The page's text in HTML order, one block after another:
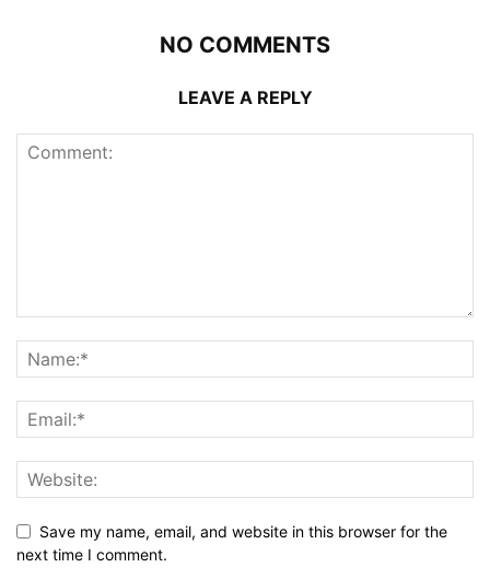
NO COMMENTS
LEAVE A REPLY
Save my name, email, and website in this browser for the
next time I comment.